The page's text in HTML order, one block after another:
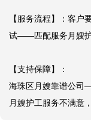
【服务流程】：客
试——匹配服务月嫂
【支持保障】：
海珠区月嫂靠谱公司
月嫂护工服务不满意